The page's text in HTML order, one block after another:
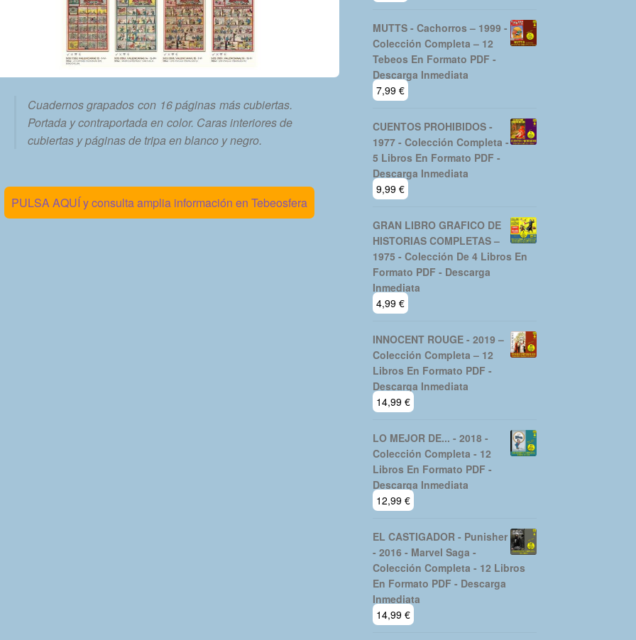
Cuadernos grapados con 16 páginas más cubiertas.
Portada y contraportada en color. Caras interiores de
cubiertas y páginas de tripa en blanco y negro.
PULSA AQUÍ y consulta amplia información en Tebeosfera
MUTTS - Cachorros – 1999 -
Colección Completa – 12
Tebeos En Formato PDF -
Descarga Inmediata
7,99 €
CUENTOS PROHIBIDOS -
1977 - Colección Completa -
5 Libros En Formato PDF -
Descarga Inmediata
9,99 €
GRAN LIBRO GRAFICO DE
HISTORIAS COMPLETAS –
1975 - Colección De 4 Libros En
Formato PDF - Descarga
Inmediata
4,99 €
INNOCENT ROUGE - 2019 –
Colección Completa – 12
Libros En Formato PDF -
Descarga Inmediata
14,99 €
LO MEJOR DE... - 2018 -
Colección Completa - 12
Libros En Formato PDF -
Descarga Inmediata
12,99 €
EL CASTIGADOR - Punisher
- 2016 - Marvel Saga -
Colección Completa - 12 Libros
En Formato PDF - Descarga
Inmediata
14,99 €